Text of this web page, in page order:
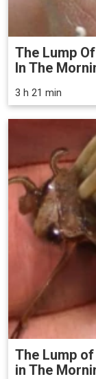
The Lump
In The
3 h 21 min
The Lump
in The